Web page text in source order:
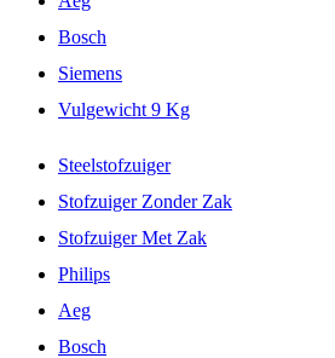
Bosch
Siemens
Vulgewicht 9 Kg
Steelstofzuiger
Stofzuiger Zonder Zak
Stofzuiger Met Zak
Philips
Aeg
Bosch